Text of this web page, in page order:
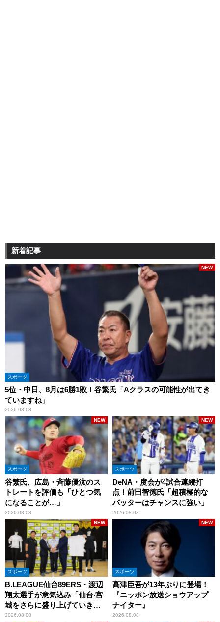
新着記事
スポーツ
5位・中日、8月は6勝1敗！谷繁氏「Aクラスの可能性が出てき
ていますね」
2026.08.08
NEW
スポーツ
谷繁氏、広島・斉藤優汰のス
トレートを評価も「ひとつ気
になることが…」
2026.08.08
NEW
スポーツ
DeNA・度会が4試合連続打
点！前田智徳氏「超積極的な
バッターはチャンスに強い」
2026.08.08
NEW
スポーツ
B.LEAGUE仙台89ERS・渡辺
翔太選手が意気込み「仙台‧宮
城をさらに盛り上げていきた
いです」
2026.08.08
NEW
スポーツ
髙津臣吾が13年ぶりに登場！
『ニッポン放送ショウアップ
ナイター』
2026.08.08
NEW